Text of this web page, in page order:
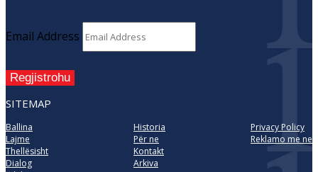
Email Address
Regjistrohu
SITEMAP
Ballina
Lajme
Thellësisht
Dialog
Historia
Për ne
Kontakt
Arkiva
Privacy Policy
Reklamo me ne